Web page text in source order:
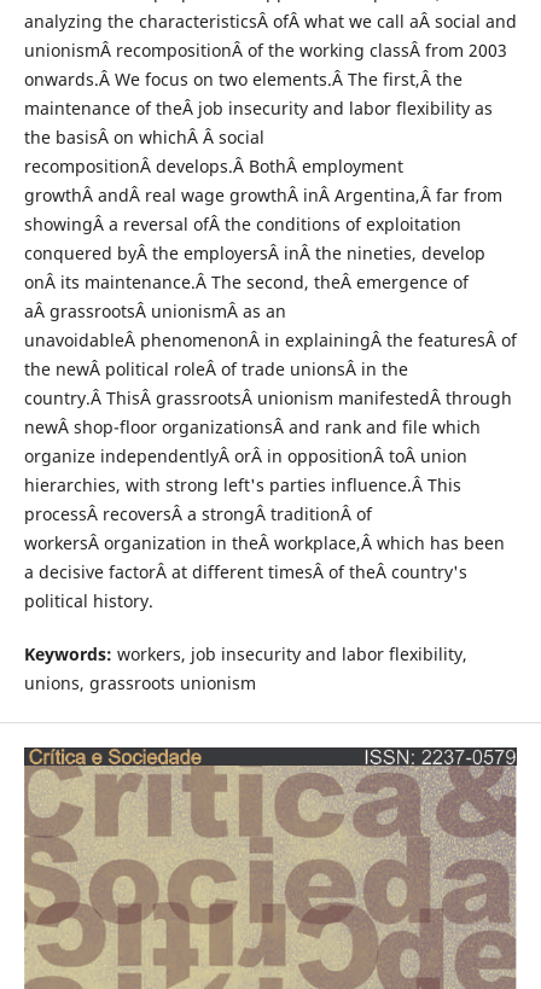
analyzing the characteristicsÂ ofÂ what we call aÂ social and
unionismÂ recompositionÂ of the working classÂ from 2003
onwards.Â We focus on two elements.Â The first,Â the
maintenance of theÂ job insecurity and labor flexibility as
the basisÂ on whichÂ Â social
recompositionÂ develops.Â BothÂ employment
growthÂ andÂ real wage growthÂ inÂ Argentina,Â far from
showingÂ a reversal ofÂ the conditions of exploitation
conquered byÂ the employersÂ inÂ the nineties, develop
onÂ its maintenance.Â The second, theÂ emergence of
aÂ grassrootsÂ unionismÂ as an
unavoidableÂ phenomenonÂ in explainingÂ the featuresÂ of
the newÂ political roleÂ of trade unionsÂ in the
country.Â ThisÂ grassrootsÂ unionism manifestedÂ through
newÂ shop-floor organizationsÂ and rank and file which
organize independentlyÂ orÂ in oppositionÂ toÂ union
hierarchies, with strong left's parties influence.Â This
processÂ recoversÂ a strongÂ traditionÂ of
workersÂ organization in theÂ workplace,Â which has been
a decisive factorÂ at different timesÂ of theÂ country's
political history.
Keywords: workers, job insecurity and labor flexibility,
unions, grassroots unionism